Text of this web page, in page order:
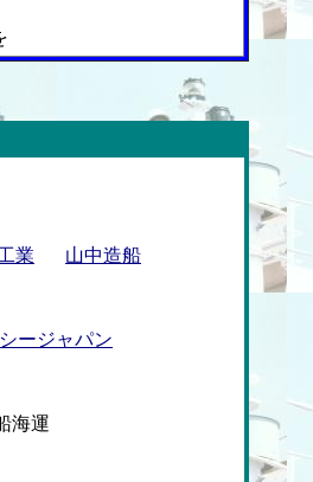
業 山中造船
シージャパン
海運